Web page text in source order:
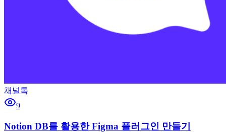
채널톡
9
Notion DB를 활용한 Figma 플러그인 만들기